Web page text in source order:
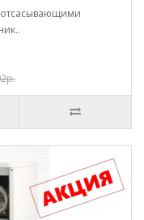
отсасывающими